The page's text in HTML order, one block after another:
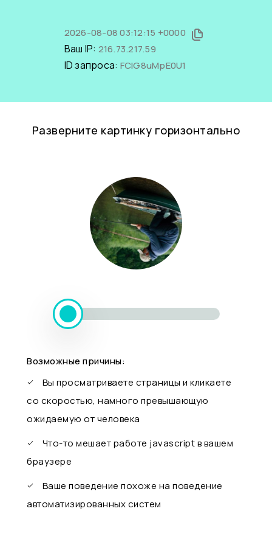
2026-08-08 03:12:15 +0000
Ваш IP: 216.73.217.59
ID запроса: FCIG8uMpE0U1
Разверните картинку горизонтально
Возможные причины:
Вы просматриваете страницы и кликаете
со скоростью, намного превышающую
ожидаемую от человека
Что-то мешает работе javascript в вашем
браузере
Ваше поведение похоже на поведение
автоматизированных систем